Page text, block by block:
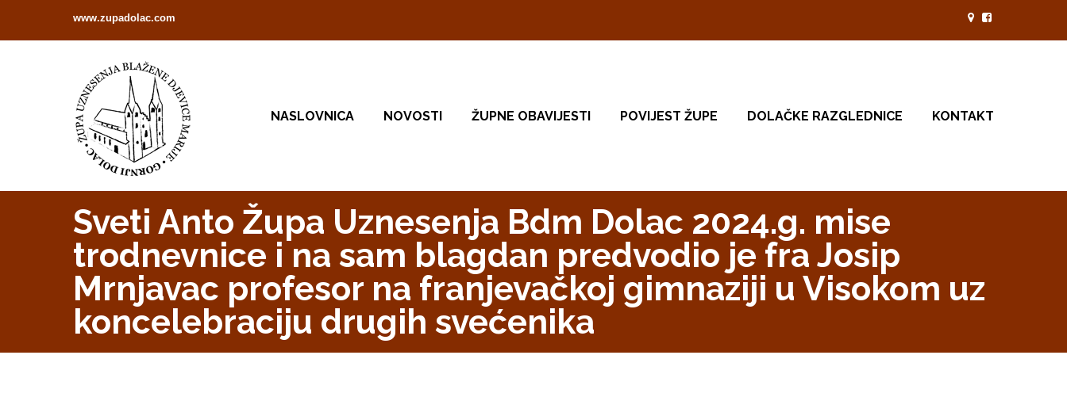
www.zupadolac.com
NASLOVNICA NOVOSTI ŽUPNE OBAVIJESTI POVIJEST ŽUPE DOLAČKE RAZGLEDNICE KONTAKT
Sveti Anto Župa Uznesenja Bdm Dolac 2024.g. mise
trodnevnice i na sam blagdan predvodio je fra Josip
Mrnjavac profesor na franjevačkoj gimnaziji u Visokom uz
koncelebraciju drugih svećenika